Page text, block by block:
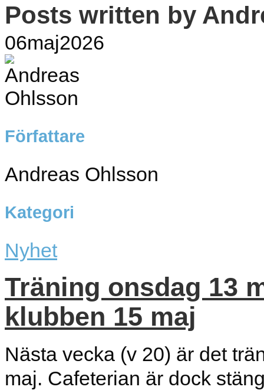
Posts written by
06maj2026
Författare
Andreas Ohlsson
Kategori
Nyhet
Träning onsdag 13
klubben 15 maj
Nästa vecka (v 20) är det
maj. Cafeterian är dock